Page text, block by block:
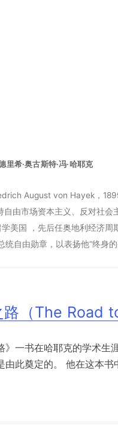
里希·奥古斯特·冯·哈耶克
August von Hayek，
自由市场资本主义、反对社
美国 ，先后任奥地利经济
统自由勋章，以表扬他“终身的
（The Road
》一书在哈耶克的学术
由此奠定的。 他在这本